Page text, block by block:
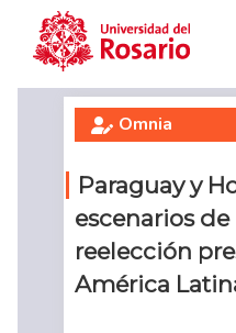
Skip to main content
Omnia
Paraguay y
escenarios
reelección
América